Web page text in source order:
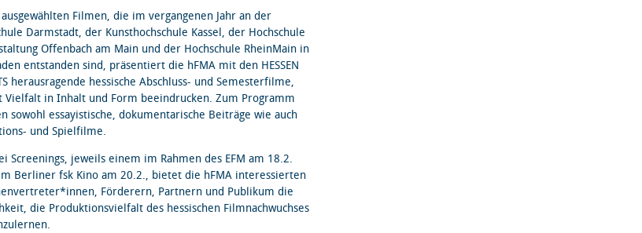
Filmen, die im vergangenen Jahr an der
Darmstadt, der Kunsthochschule Kassel, der Hochschule
Offenbach am Main und der Hochschule RheinMain in
entstanden sind, präsentiert die hFMA mit den HESSEN
herausragende hessische Abschluss- und Semesterfilme,
Vielfalt in Inhalt und Form beeindrucken. Zum Programm
sowohl essayistische, dokumentarische Beiträge wie auch
und Spielfilme.
Screenings, jeweils einem im Rahmen des EFM am 18.2.
Berliner fsk Kino am 20.2., bietet die hFMA interessierten
Förderern, Partnern und Publikum die
die Produktionsvielfalt des hessischen Filmnachwuchses